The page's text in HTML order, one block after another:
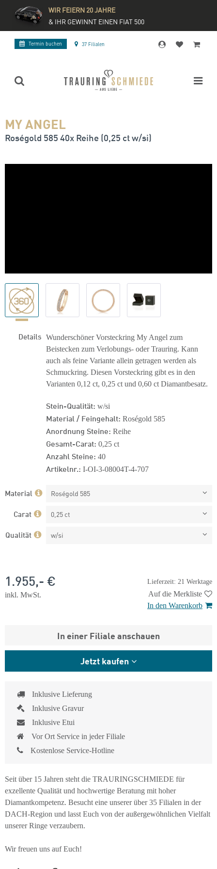
WIR FEIERN 20 JAHRE
& IHR GEWINNT EINEN FIAT 500
Termin buchen 37 Filialen
MY ANGEL
Roségold 585 40x Reihe (0,25 ct w/si)
Details Wunderschöner Vorsteckring My Angel zum
Beistecken zum Verlobungs- oder Trauring. Kann
auch als feine Variante allein getragen werden als
Schmuckring. Diesen Vorsteckring gibt es in den
Varianten 0,12 ct, 0,25 ct und 0,60 ct Diamantbesatz.
Stein-Qualität: w/si
Material / Feingehalt: Roségold 585
Anordnung Steine: Reihe
Gesamt-Carat: 0,25 ct
Anzahl Steine: 40
Artikelnr.: I-OI-3-08004T-4-707
Material Roségold 585
Carat 0,25 ct
Qualität w/si
Lieferzeit: 21 Werktage
1.955,- €
inkl. MwSt.
Auf die Merkliste
In den Warenkorb
In einer Filiale anschauen
Jetzt kaufen
Inklusive Lieferung
Inklusive Gravur
Inklusive Etui
Vor Ort Service in jeder Filiale
Kostenlose Service-Hotline
Seit über 15 Jahren steht die TRAURINGSCHMIEDE für
exzellente Qualität und hochwertige Beratung mit hoher
Diamantkompetenz. Besucht eine unserer über 35 Filialen in der
DACH-Region und lasst Euch von der außergewöhnlichen Vielfalt
unserer Ringe verzaubern.
Wir freuen uns auf Euch!